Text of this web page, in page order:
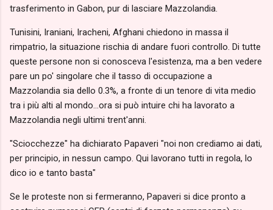
trasferimento in Gabon, pur di lasciare Mazzolandia.
Tunisini, Iraniani, Iracheni, Afghani chiedono in massa il
rimpatrio, la situazione rischia di andare fuori controllo. Di tutte
queste persone non si conosceva l'esistenza, ma a ben vedere
pare un po' singolare che il tasso di occupazione a
Mazzolandia sia dello 0.3%, a fronte di un tenore di vita medio
tra i più alti al mondo...ora si può intuire chi ha lavorato a
Mazzolandia negli ultimi trent'anni.
"Sciocchezze" ha dichiarato Papaveri "noi non crediamo ai dati,
per principio, in nessun campo. Qui lavorano tutti in regola, lo
dico io e tanto basta"
Se le proteste non si fermeranno, Papaveri si dice pronto a